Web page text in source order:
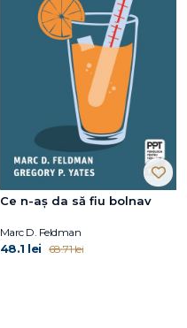
Ce n-aș da să fiu bolnav
Marc D. Feldman
48.1 lei 68.71 lei